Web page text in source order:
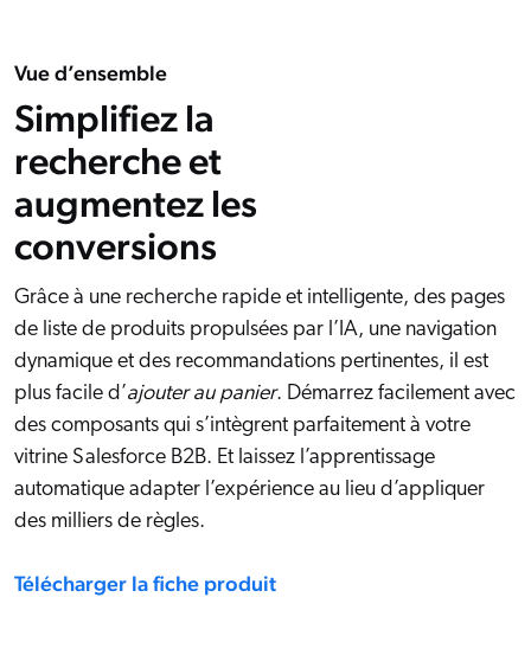
SAP
Shopify
Sitecore
Optimizely
Adobe
ServiceNow
Zendesk
toutes les intégrations
Vue d’ensemble
Simplifiez la
recherche et
augmentez les
conversions
Grâce à une recherche rapide et intelligente, des pages
de liste de produits propulsées par l’IA, une navigation
dynamique et des recommandations pertinentes, il est
plus facile d’ajouter au panier. Démarrez facilement avec
des composants qui s’intègrent parfaitement à votre
vitrine Salesforce B2B. Et laissez l’apprentissage
automatique adapter l’expérience au lieu d’appliquer
des milliers de règles.
Télécharger la fiche produit